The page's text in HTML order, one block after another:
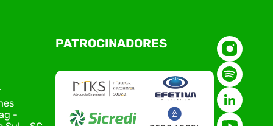
O Polo ACATE-ACIRS, por meio do NIAVI – Núcleo
de Tecnologia da Informação do Alto Vale do
Conexão Tech NIAVI, reunindo empresas de
tecnologia da região para uma noite de
conteúdo estratégico e
de novas iniciativas para o setor.
encontro aconteceu em Rio…
-
PATROCINADORES